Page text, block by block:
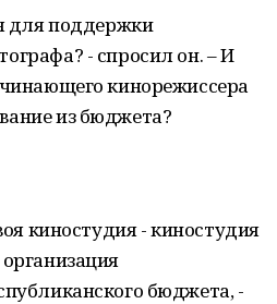
для поддержки
- спросил он. – И
кинорежиссера
из бюджета?
киностудия - киностудия
бюджета, -